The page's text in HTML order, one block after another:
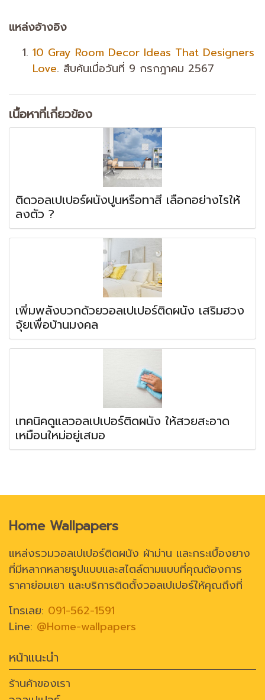
แหล่งอ้างอิง
10 Gray Room Decor Ideas That Designers
Love. สืบค้นเมื่อวันที่ 9 กรกฎาคม 2567
เนื้อหาที่เกี่ยวข้อง
ติดวอลเปเปอร์ผนังปูนหรือทาสี เลือกอย่างไรให้
ลงตัว ?
เพิ่มพลังบวกด้วยวอลเปเปอร์ติดผนัง เสริมฮวง
จุ้ยเพื่อบ้านมงคล
เทคนิคดูแลวอลเปเปอร์ติดผนัง ให้สวยสะอาด
เหมือนใหม่อยู่เสมอ
Home Wallpapers
แหล่งรวมวอลเปเปอร์ติดผนัง ผ้าม่าน และกระเบื้องยาง
ที่มีหลากหลายรูปแบบและสไตล์ตามแบบที่คุณต้องการ
ราคาย่อมเยา และบริการติดตั้งวอลเปเปอร์ให้คุณถึงที่
โทรเลย: 091-562-1591
Line: @Home-wallpapers
หน้าแนะนำ
ร้านค้าของเรา